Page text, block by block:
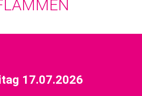
17.07.2026